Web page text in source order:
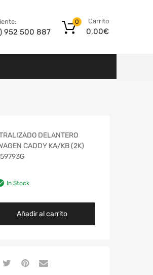
952 500 887
Carrito
0,00€
0
DELANTERO
CADDY KA/KB (2K)
In Stock
Añadir al carrito